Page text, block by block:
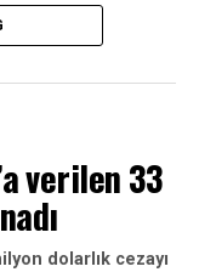
markalarından bir
bir sonraki
verilen 33
dolarlık cezayı